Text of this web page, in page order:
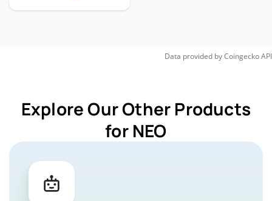
Data provided byCoingeckoAPI
Explore Our Other Products
for NEO